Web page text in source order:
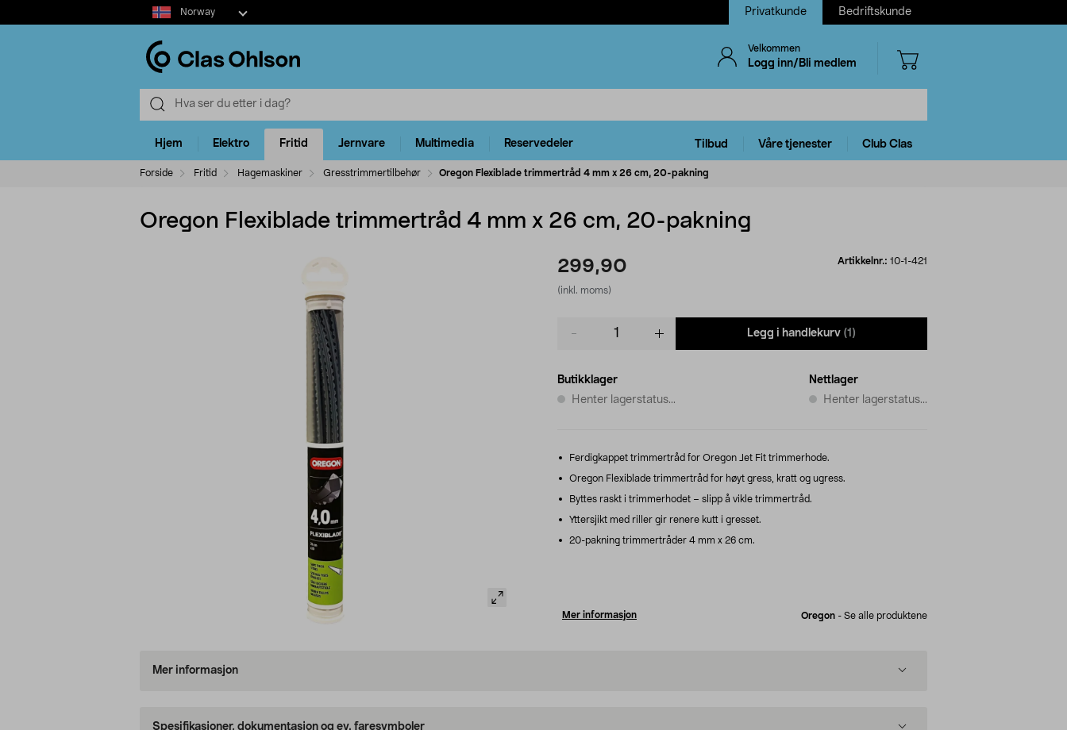
Select
market
Norway Privatkunde Bedriftskunde
Velkommen
Logg inn/Bli medlem
Hjem Elektro Fritid Jernvare Multimedia Reservedeler Tilbud Våre tjenester Club Clas
Forside Fritid Hagemaskiner Gresstrimmertilbehør Oregon Flexiblade trimmertråd 4 mm x 26 cm, 20-pakning
Oregon Flexiblade trimmertråd 4 mm x 26 cm, 20-pakning
299,90
(inkl. moms)
Artikkelnr.: 10-1-421
Legg i handlekurv (1)
Butikklager
Henter lagerstatus...
Nettlager
Henter lagerstatus...
Ferdigkappet trimmertråd for Oregon Jet Fit trimmerhode.
Oregon Flexiblade trimmertråd for høyt gress, kratt og ugress.
Byttes raskt i trimmerhodet – slipp å vikle trimmertråd.
Yttersjikt med riller gir renere kutt i gresset.
20-pakning trimmertråder 4 mm x 26 cm.
Mer informasjon Oregon - Se alle produktene
Mer informasjon
Spesifikasjoner, dokumentasjon og ev. faresymboler